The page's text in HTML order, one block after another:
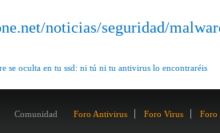
noticias/seguridad/
se oculta en tu ssd: ni tú ni tu antivirus lo encontraréis
Comunidad Foro Antivirus Foro Virus Foro